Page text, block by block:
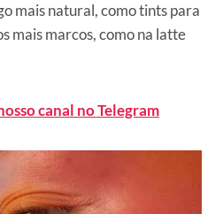
mais natural, como tints para
mais marcos, como na latte
canal no Telegram